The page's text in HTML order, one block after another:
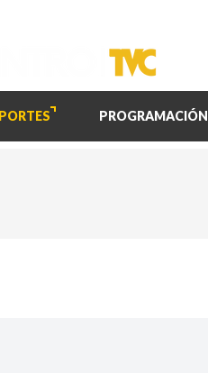
PROGRAMACIÓN